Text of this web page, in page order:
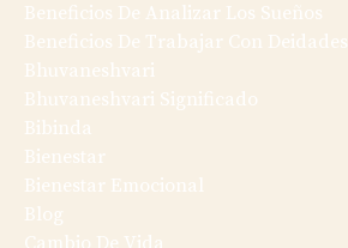
Beneficios De Analizar Los Sueños
Beneficios De Trabajar Con Deidades
Bhuvaneshvari
Bhuvaneshvari Significado
Bibinda
Bienestar
Bienestar Emocional
Blog